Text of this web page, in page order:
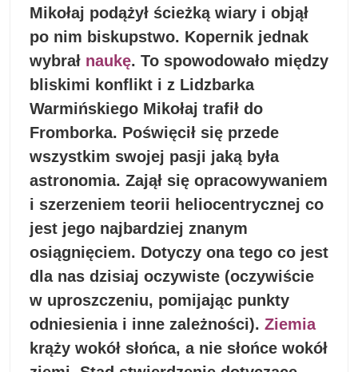
Mikołaj podążył ścieżką wiary i objął
po nim biskupstwo. Kopernik jednak
wybrał naukę. To spowodowało między
bliskimi konflikt i z Lidzbarka
Warmińskiego Mikołaj trafił do
Fromborka. Poświęcił się przede
wszystkim swojej pasji jaką była
astronomia. Zajął się opracowywaniem
i szerzeniem teorii heliocentrycznej co
jest jego najbardziej znanym
osiągnięciem. Dotyczy ona tego co jest
dla nas dzisiaj oczywiste (oczywiście
w uproszczeniu, pomijając punkty
odniesienia i inne zależności). Ziemia
krąży wokół słońca, a nie słońce wokół